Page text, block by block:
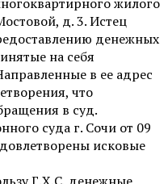
д. 3. Истец
денежных
на себя
в ее адрес
что
в суд.
суда г. Сочи от 09
исковые